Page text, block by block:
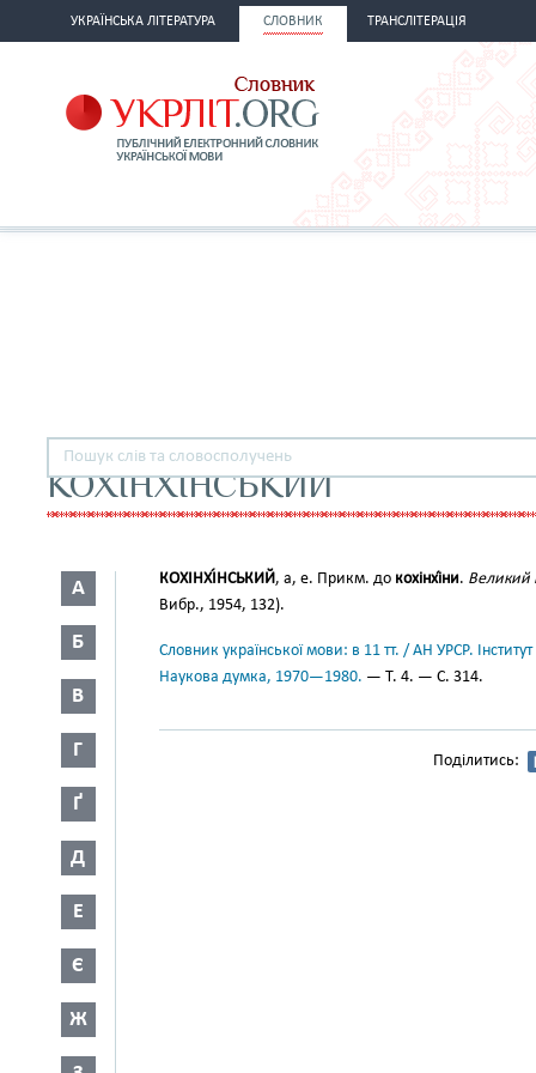
УКРАЇНСЬКА ЛІТЕРАТУРА СЛОВНИК ТРАНСЛІТЕРАЦІЯ
КОХІНХІНСЬКИЙ
А
Б
В
Г
Ґ
Д
Е
Є
Ж
КОХІНХІ́НСЬКИЙ, а, е. Прикм. до кохінхі́ни. Великий
Вибр., 1954, 132).
Словник української мови: в 11 тт. / АН УРСР.
Наукова думка, 1970—1980. — Т. 4. — С. 314.
Поділитись: